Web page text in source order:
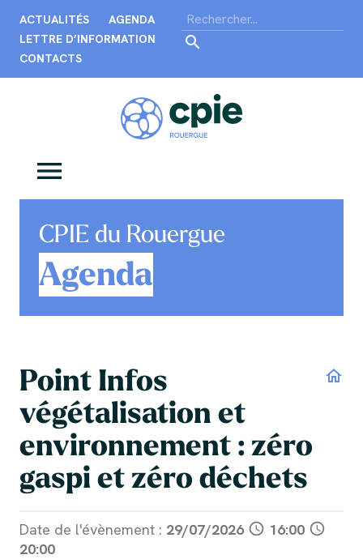
ACTUALITÉS
AGENDA
LETTRE D’INFORMATION
CONTACTS
CPIE du Rouergue
Agenda
home
Point Infos
végétalisation et
environnement : zéro
gaspi et zéro déchets
Date de l'évènement : 29/07/2026 schedule 16:00 schedule
20:00